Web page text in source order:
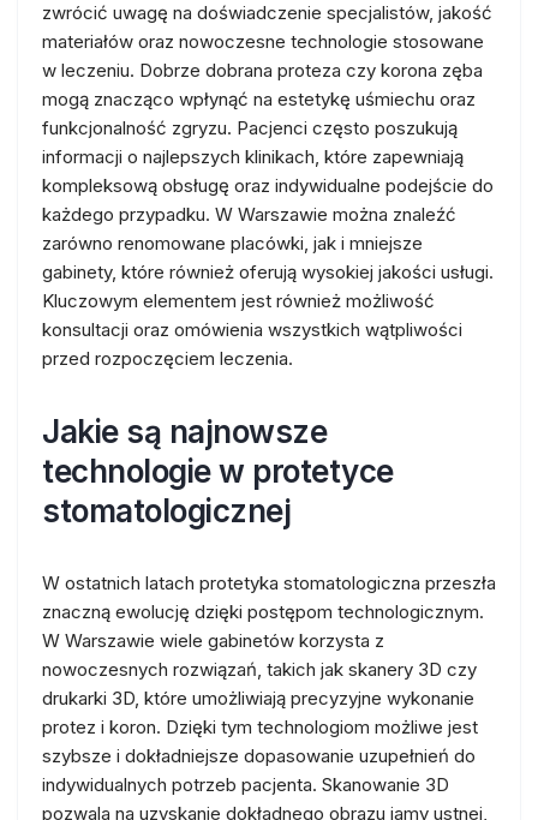
zwrócić uwagę na doświadczenie specjalistów, jakość
materiałów oraz nowoczesne technologie stosowane
w leczeniu. Dobrze dobrana proteza czy korona zęba
mogą znacząco wpłynąć na estetykę uśmiechu oraz
funkcjonalność zgryzu. Pacjenci często poszukują
informacji o najlepszych klinikach, które zapewniają
kompleksową obsługę oraz indywidualne podejście do
każdego przypadku. W Warszawie można znaleźć
zarówno renomowane placówki, jak i mniejsze
gabinety, które również oferują wysokiej jakości usługi.
Kluczowym elementem jest również możliwość
konsultacji oraz omówienia wszystkich wątpliwości
przed rozpoczęciem leczenia.
Jakie są najnowsze
technologie w protetyce
stomatologicznej
W ostatnich latach protetyka stomatologiczna przeszła
znaczną ewolucję dzięki postępom technologicznym.
W Warszawie wiele gabinetów korzysta z
nowoczesnych rozwiązań, takich jak skanery 3D czy
drukarki 3D, które umożliwiają precyzyjne wykonanie
protez i koron. Dzięki tym technologiom możliwe jest
szybsze i dokładniejsze dopasowanie uzupełnień do
indywidualnych potrzeb pacjenta. Skanowanie 3D
pozwala na uzyskanie dokładnego obrazu jamy ustnej,